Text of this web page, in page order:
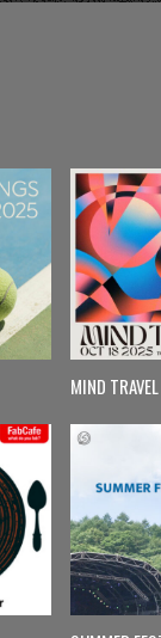
MIND TRAVEL